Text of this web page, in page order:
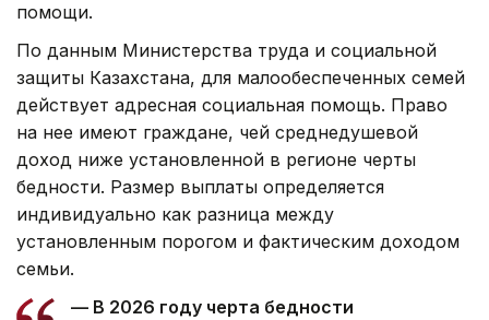
помощи.
По данным Министерства труда и социальной
защиты Казахстана, для малообеспеченных семей
действует адресная социальная помощь. Право
на нее имеют граждане, чей среднедушевой
доход ниже установленной в регионе черты
бедности. Размер выплаты определяется
индивидуально как разница между
установленным порогом и фактическим доходом
семьи.
— В 2026 году черта бедности